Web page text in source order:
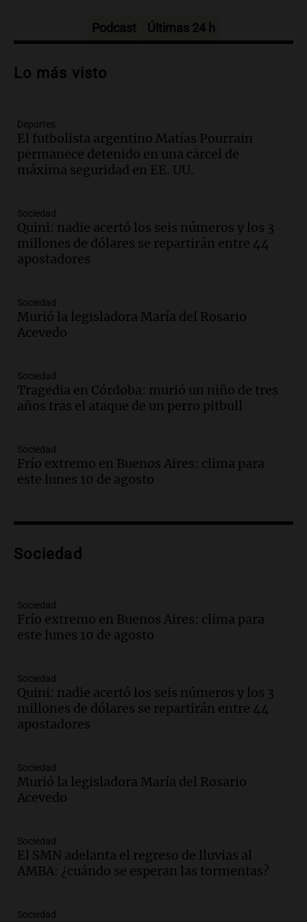
hablaron de su obra en Cadena 3
Audio.
recuerdo del paso de Juan Pablo II: "Te
traspasaba con la mirada"
Amamos los Domingos
Audio.
un imperdible cordobés para los
amantes de la astronomía
Amamos los Domingos
la historia del club de Irlanda
revolucionado por hinchas argentinos
Amamos los Domingos
Audio.
argentino regresa al país tras conflicto
con Brasil
Audio.Bomberos asisten a senderista
con fractura de tobillo en refugio Doña
Rosa
Episodios
investigación internacional sobre asma
Episodios
Audio.Suspenden descuento en SUBE y
aumentan tarifas del SUBTE en Buenos
Episodios
Audio.Kicillof critica la desregulación
financiera y el aumento de la morosidad
Episodios
Audio.La UNT evalúa apelación ante la
Corte Suprema tras fallo que aparta a
Episodios
Audio.El cardenal Ángel Rossi advirtió
Santa Misa
Podcast Últimas 24 h
Lo más visto
Deportes
El futbolista argentino Matías Pourrain
permanece detenido en una cárcel de
máxima seguridad en EE. UU.
Sociedad
Quini: nadie acertó los seis números y los 3
millones de dólares se repartirán entre 44
apostadores
Sociedad
Murió la legisladora María del Rosario
Acevedo
Sociedad
Tragedia en Córdoba: murió un niño de tres
años tras el ataque de un perro pitbull
Sociedad
Frío extremo en Buenos Aires: clima para
este lunes 10 de agosto
Sociedad
Sociedad
Frío extremo en Buenos Aires: clima para
este lunes 10 de agosto
Sociedad
Quini: nadie acertó los seis números y los 3
millones de dólares se repartirán entre 44
apostadores
Sociedad
Murió la legisladora María del Rosario
Acevedo
Sociedad
El SMN adelanta el regreso de lluvias al
AMBA: ¿cuándo se esperan las tormentas?
Sociedad